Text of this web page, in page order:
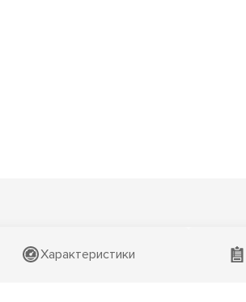
Характеристики